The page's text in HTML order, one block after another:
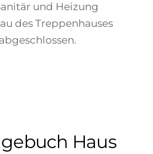
und Heizung
des Treppenhauses
Haus